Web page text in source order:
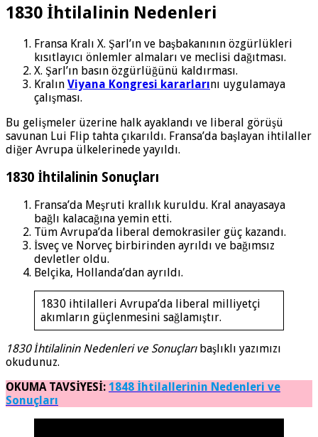
1830 İhtilalinin Nedenleri
Fransa Kralı X. Şarl’ın ve başbakanının özgürlükleri
kısıtlayıcı önlemler almaları ve meclisi dağıtması.
X. Şarl’ın basın özgürlüğünü kaldırması.
Kralın Viyana Kongresi kararlarını uygulamaya
çalışması.
Bu gelişmeler üzerine halk ayaklandı ve liberal görüşü
savunan Lui Flip tahta çıkarıldı. Fransa’da başlayan ihtilaller
diğer Avrupa ülkelerinede yayıldı.
1830 İhtilalinin Sonuçları
Fransa’da Meşruti krallık kuruldu. Kral anayasaya
bağlı kalacağına yemin etti.
Tüm Avrupa’da liberal demokrasiler güç kazandı.
İsveç ve Norveç birbirinden ayrıldı ve bağımsız
devletler oldu.
Belçika, Hollanda’dan ayrıldı.
1830 ihtilalleri Avrupa’da liberal milliyetçi
akımların güçlenmesini sağlamıştır.
1830 İhtilalinin Nedenleri ve Sonuçlarıbaşlıklı yazımızı
okudunuz.
OKUMA TAVSİYESİ: 1848 İhtilallerinin Nedenleri ve
Sonuçları